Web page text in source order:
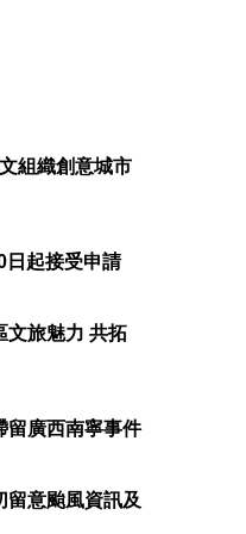
組織創意城市
日起接受申請
文旅魅力 共拓
留廣西南寧事件
留意颱風資訊及